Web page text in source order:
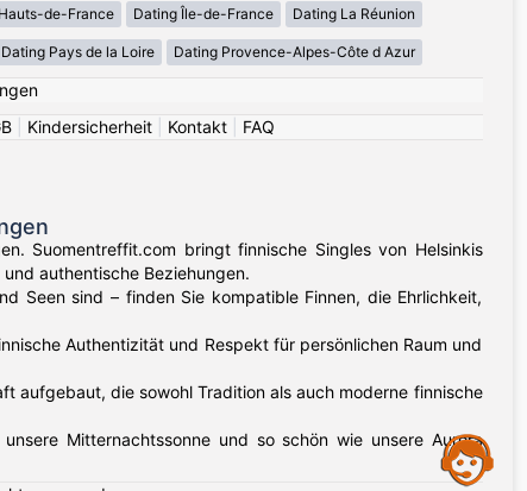
de-France Dating Île-de-France Dating La Réunion
Dating Pays de la Loire Dating Provence-Alpes-Côte d Azur
Kindersicherheit Kontakt FAQ
Suomentreffit.com bringt finnische Singles von Helsinkis
authentische Beziehungen.
Seen sind – finden Sie kompatible Finnen, die Ehrlichkeit,
Authentizität und Respekt für persönlichen Raum und
aufgebaut, die sowohl Tradition als auch moderne finnische
Mitternachtssonne und so schön wie unsere Aurora
Assistance